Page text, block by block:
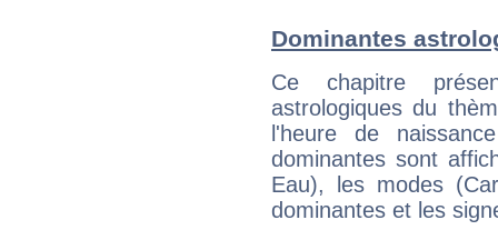
Dominantes
Ce chapitre
astrologiques du
l'heure de
dominantes sont
Eau), les modes
dominantes et les